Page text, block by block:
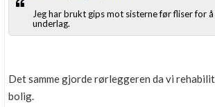
Jeg har brukt gips mot sisterne før fliser for
underlag.
Det samme gjorde rørleggeren da vi
bolig.